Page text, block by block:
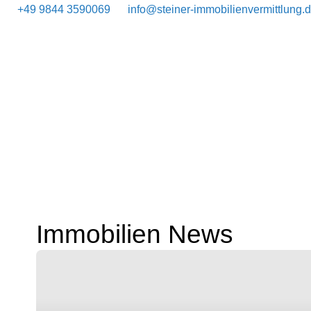
+49 9844 3590069 info@steiner-
Immobilien News